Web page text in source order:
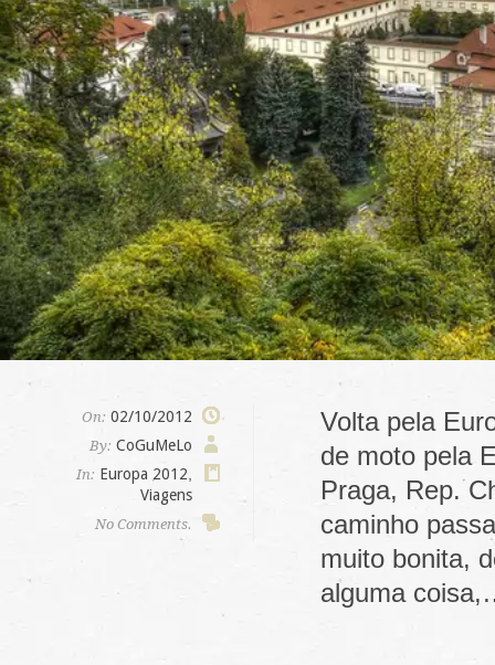
On: 02/10/2012
By: CoGuMeLo
In: Europa 2012
Viagens
No Comments.
Volta pela
de moto pela
Praga, Rep.
caminho
muito bonita,
alguma